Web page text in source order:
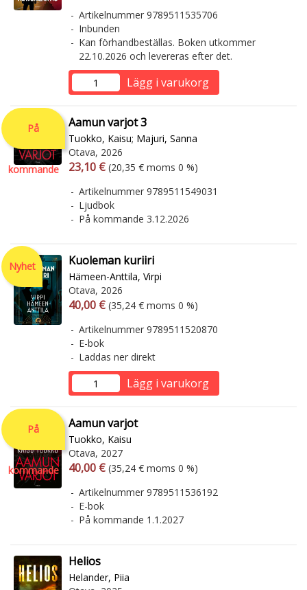
Artikelnummer 9789511535706
Inbunden
Kan förhandbeställas. Boken utkommer
22.10.2026 och levereras efter det.
Lägg i varukorg
På
kommande
Aamun varjot 3
Tuokko, Kaisu; Majuri, Sanna
Otava, 2026
Arvonlisäverollinen hinta
23,10 € Arvonlisäveroton hinta
(20,35 € moms 0 %)
Artikelnummer 9789511549031
Ljudbok
På kommande 3.12.2026
Nyhet Kuoleman kuriiri
Hämeen-Anttila, Virpi
Otava, 2026
Arvonlisäverollinen hinta
40,00 € Arvonlisäveroton hinta
(35,24 € moms 0 %)
Artikelnummer 9789511520870
E-bok
Laddas ner direkt
Lägg i varukorg
På
kommande
Aamun varjot
Tuokko, Kaisu
Otava, 2027
Arvonlisäverollinen hinta
40,00 € Arvonlisäveroton hinta
(35,24 € moms 0 %)
Artikelnummer 9789511536192
E-bok
På kommande 1.1.2027
Helios
Helander, Piia